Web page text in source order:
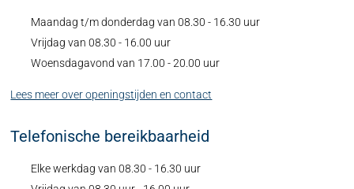
Maandag t/m donderdag van 08.30 - 16.30 uur
Vrijdag van 08.30 - 16.00 uur
Woensdagavond van 17.00 - 20.00 uur
Lees meer over openingstijden en contact
Telefonische bereikbaarheid
Elke werkdag van 08.30 - 16.30 uur